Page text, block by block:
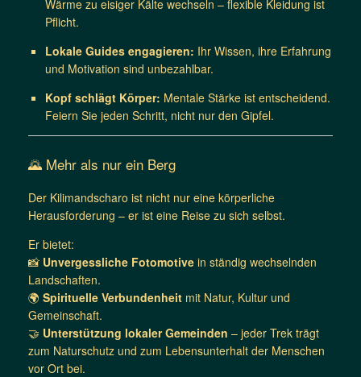
Wärme zu eisiger Kälte wechseln – flexible Kleidung ist
Pflicht.
Lokale Guides engagieren: Ihr Wissen, ihre Erfahrung
und Motivation sind unbezahlbar.
Kopf schlägt Körper: Mentale Stärke ist entscheidend.
Feiern Sie jeden Schritt, nicht nur den Gipfel.
🌄 Mehr als nur ein Berg
Der Kilimandscharo ist nicht nur eine körperliche
Herausforderung – er ist eine Reise zu sich selbst.
Er bietet:
📸 Unvergessliche Fotomotive in ständig wechselnden
Landschaften.
🌍 Spirituelle Verbundenheit mit Natur, Kultur und
Gemeinschaft.
🤝 Unterstützung lokaler Gemeinden – jeder Trek trägt
zum Naturschutz und zum Lebensunterhalt der Menschen
vor Ort bei.